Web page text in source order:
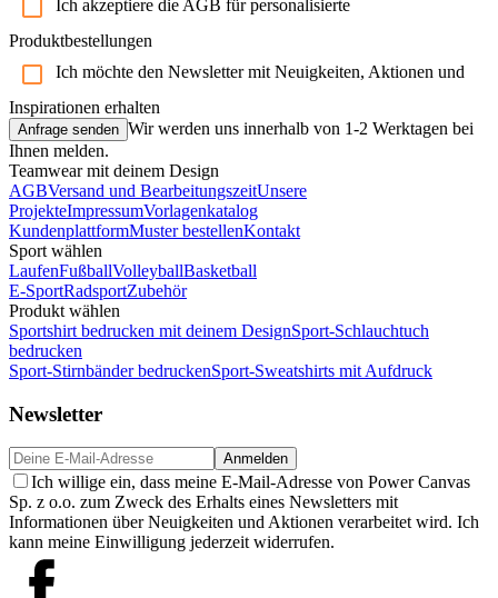
Ich akzeptiere die AGB für personalisierte
Produktbestellungen
Ich möchte den Newsletter mit Neuigkeiten, Aktionen und
Inspirationen erhalten
Anfrage senden Wir werden uns innerhalb von 1-2 Werktagen bei
Ihnen melden.
Teamwear mit deinem Design
AGBVersand und BearbeitungszeitUnsere
ProjekteImpressumVorlagenkatalog
KundenplattformMuster bestellenKontakt
Sport wählen
LaufenFußballVolleyballBasketball
E-SportRadsportZubehör
Produkt wählen
Sportshirt bedrucken mit deinem DesignSport-Schlauchtuch
bedrucken
Sport-Stirnbänder bedruckenSport-Sweatshirts mit Aufdruck
Newsletter
Anmelden
Ich willige ein, dass meine E-Mail-Adresse von Power Canvas
Sp. z o.o. zum Zweck des Erhalts eines Newsletters mit
Informationen über Neuigkeiten und Aktionen verarbeitet wird. Ich
kann meine Einwilligung jederzeit widerrufen.